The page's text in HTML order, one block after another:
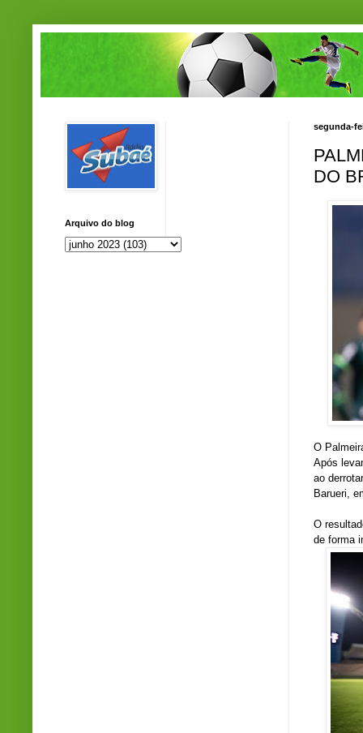
segunda-
DO
O
Após
ao
Barueri,
O
de forma
Arquivo do blog